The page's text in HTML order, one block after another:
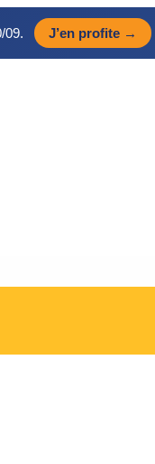
09. J’en profite →